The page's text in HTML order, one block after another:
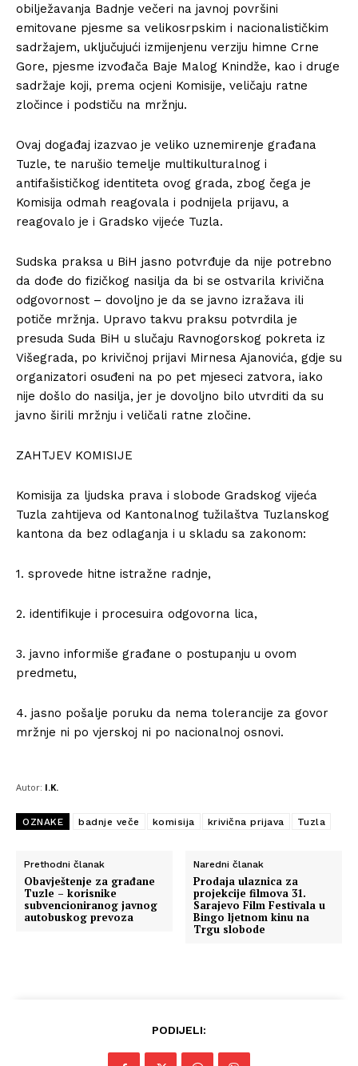
obilježavanja Badnje večeri na javnoj površini
emitovane pjesme sa velikosrpskim i nacionalističkim
sadržajem, uključujući izmijenjenu verziju himne Crne
Gore, pjesme izvođača Baje Malog Knindže, kao i druge
sadržaje koji, prema ocjeni Komisije, veličaju ratne
zločince i podstiču na mržnju.
Ovaj događaj izazvao je veliko uznemirenje građana
Tuzle, te narušio temelje multikulturalnog i
antifašističkog identiteta ovog grada, zbog čega je
Komisija odmah reagovala i podnijela prijavu, a
reagovalo je i Gradsko vijeće Tuzla.
Sudska praksa u BiH jasno potvrđuje da nije potrebno
da dođe do fizičkog nasilja da bi se ostvarila krivična
odgovornost – dovoljno je da se javno izražava ili
potiče mržnja. Upravo takvu praksu potvrdila je
presuda Suda BiH u slučaju Ravnogorskog pokreta iz
Višegrada, po krivičnoj prijavi Mirnesa Ajanovića, gdje su
organizatori osuđeni na po pet mjeseci zatvora, iako
nije došlo do nasilja, jer je dovoljno bilo utvrditi da su
javno širili mržnju i veličali ratne zločine.
ZAHTJEV KOMISIJE
Komisija za ljudska prava i slobode Gradskog vijeća
Tuzla zahtijeva od Kantonalnog tužilaštva Tuzlanskog
kantona da bez odlaganja i u skladu sa zakonom:
1. sprovede hitne istražne radnje,
2. identifikuje i procesuira odgovorna lica,
3. javno informiše građane o postupanju u ovom
predmetu,
4. jasno pošalje poruku da nema tolerancije za govor
mržnje ni po vjerskoj ni po nacionalnoj osnovi.
Autor: I.K.
OZNAKE badnje veče komisija krivična prijava Tuzla
Prethodni članak
Obavještenje za građane
Tuzle – korisnike
subvencioniranog javnog
autobuskog prevoza
Naredni članak
Prodaja ulaznica za
projekcije filmova 31.
Sarajevo Film Festivala u
Bingo ljetnom kinu na
Trgu slobode
PODIJELI: